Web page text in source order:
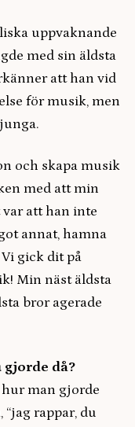
uppvaknande
med sin äldsta
att han vid
för musik, men
och skapa musik
med att min
att han inte
annat, hamna
gick dit på
Min näst äldsta
bror agerade
gjorde då?
man gjorde
rappar, du